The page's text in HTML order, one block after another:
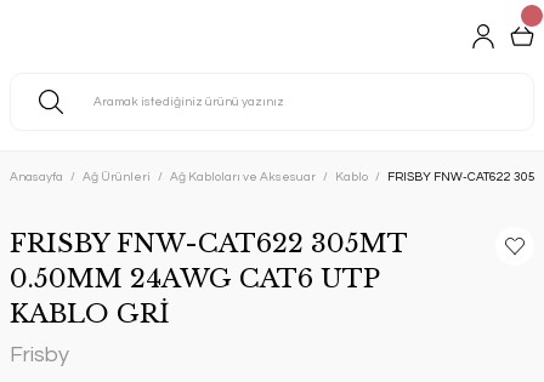
Anasayfa Ağ Ürünleri Ağ Kabloları ve Aksesuar Kablo FRISBY FNW-CAT622
FRISBY FNW-CAT622 305MT
0.50MM 24AWG CAT6 UTP
KABLO GRİ
Frisby